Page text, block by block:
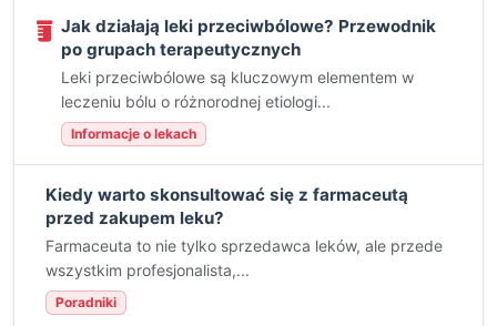
Jak działają leki przeciwbólowe? Przewodnik
po grupach terapeutycznych
Leki przeciwbólowe są kluczowym elementem w
leczeniu bólu o różnorodnej etiologi...
Informacje o lekach
Kiedy warto skonsultować się z farmaceutą
przed zakupem leku?
Farmaceuta to nie tylko sprzedawca leków, ale przede
wszystkim profesjonalista,...
Poradniki